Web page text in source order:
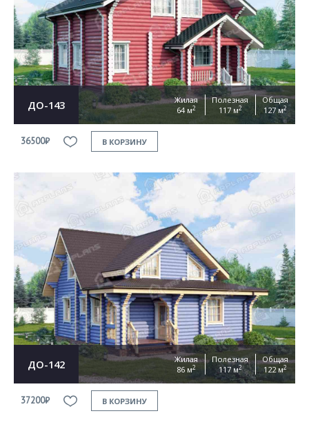
ДО-143
Жилая
64 м2
Полезная
117 м2
Общая
127 м2
36500₽ В КОРЗИНУ
ДО-142
Жилая
86 м2
Полезная
117 м2
Общая
122 м2
37200₽ В КОРЗИНУ